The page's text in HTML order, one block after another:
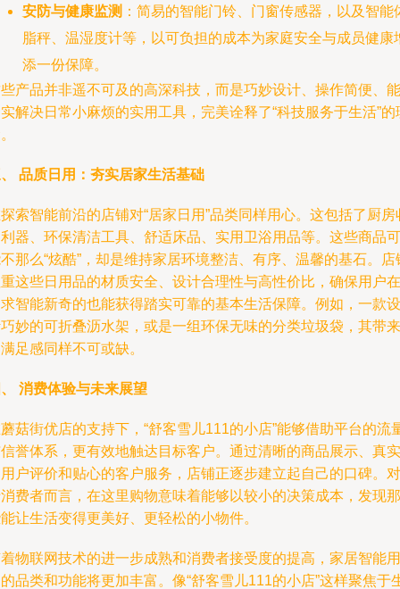
安防与健康监测 ：简易的智能门铃、门窗传感器，以及智能
脂秤、温湿度计等，以可负担的成本为家庭安全与成员健康
添一份保障。
产品并非遥不可及的高深科技，而是巧妙设计、操作简便、能
解决日常小麻烦的实用工具，完美诠释了“科技服务于生活”的
品质日用：夯实居家生活基础
索智能前沿的店铺对“居家日用”品类同样用心。这包括了厨房
器、环保清洁工具、舒适床品、实用卫浴用品等。这些商品可
那么“炫酷”，却是维持家居环境整洁、有序、温馨的基石。店
这些日用品的材质安全、设计合理性与高性价比，确保用户在
智能新奇的也能获得踏实可靠的基本生活保障。例如，一款设
妙的可折叠沥水架，或是一组环保无味的分类垃圾袋，其带来
足感同样不可或缺。
消费体验与未来展望
菇街优店的支持下，“舒客雪儿111的小店”能够借助平台的流
誉体系，更有效地触达目标客户。通过清晰的商品展示、真实
户评价和贴心的客户服务，店铺正逐步建立起自己的口碑。对
费者而言，在这里购物意味着能够以较小的决策成本，发现那
让生活变得更美好、更轻松的小物件。
物联网技术的进一步成熟和消费者接受度的提高，家居智能用
品类和功能将更加丰富。像“舒客雪儿111的小店”这样聚焦于